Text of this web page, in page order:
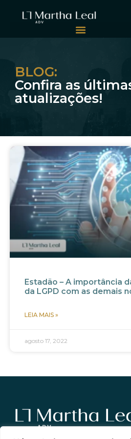
BLOG:
Confira as
atualizações!
Estadão – A importância
da LGPD com as demais
LEIA MAIS »
agosto 17, 2022